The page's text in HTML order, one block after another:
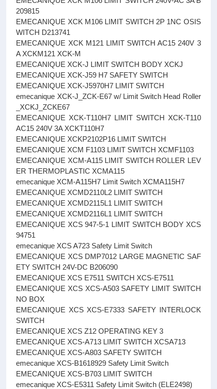
209815
EMECANIQUE XCK M106 LIMIT SWITCH 2P 1NC OSIS
WITCH D213741
EMECANIQUE XCK M121 LIMIT SWITCH AC15 240V 3
A XCKM121 XCK-M
EMECANIQUE XCK-J LIMIT SWITCH BODY XCKJ
EMECANIQUE XCK-J59 H7 SAFETY SWITCH
EMECANIQUE XCK-J5970H7 LIMIT SWITCH
emecanique XCK-J_ZCK-E67 w/ Limit Switch Head Roller
_XCKJ_ZCKE67
EMECANIQUE XCK-T110H7 LIMIT SWITCH XCK-T110
AC15 240V 3A XCKT110H7
EMECANIQUE XCKP2102P16 LIMIT SWITCH
EMECANIQUE XCM F1103 LIMIT SWITCH XCMF1103
EMECANIQUE XCM-A115 LIMIT SWITCH ROLLER LEV
ER THERMOPLASTIC XCMA115
emecanique XCM-A115H7 Limit Switch XCMA115H7
EMECANIQUE XCMD2110L2 LIMIT SWITCH
EMECANIQUE XCMD2115L1 LIMIT SWITCH
EMECANIQUE XCMD2116L1 LIMIT SWITCH
EMECANIQUE XCS 947-5-1 LIMIT SWITCH BODY XCS
94751
emecanique XCS A723 Safety Limit Switch
EMECANIQUE XCS DMP7012 LARGE MAGNETIC SAF
ETY SWITCH 24V-DC B206090
EMECANIQUE XCS E7511 SWITCH XCS-E7511
EMECANIQUE XCS XCS-A503 SAFETY LIMIT SWITCH
NO BOX
EMECANIQUE XCS XCS-E7333 SAFETY INTERLOCK
SWITCH
EMECANIQUE XCS Z12 OPERATING KEY 3
EMECANIQUE XCS-A713 LIMIT SWITCH XCSA713
EMECANIQUE XCS-A803 SAFETY SWITCH
emecanique XCS-B1618929 Safety Limit Switch
EMECANIQUE XCS-B703 LIMIT SWITCH
emecanique XCS-E5311 Safety Limit Switch (ELE2498)